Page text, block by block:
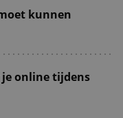
kunnen
online tijdens